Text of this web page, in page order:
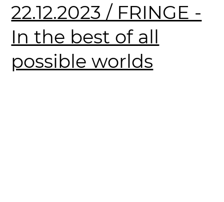
22.12.2023 / FRINGE -
In the best of all
possible worlds